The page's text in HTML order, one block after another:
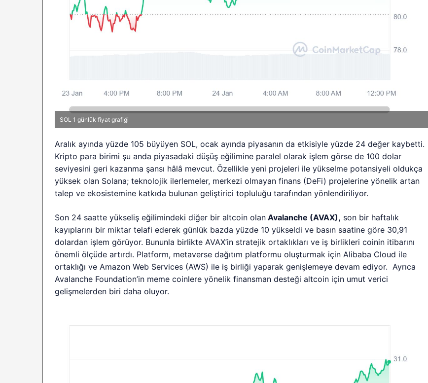
SOL 1 günlük fiyat grafiği
Aralık ayında yüzde 105 büyüyen SOL, ocak ayında piyasanın da etkisiyle yüzde 24 değer kaybetti.
Kripto para birimi şu anda piyasadaki düşüş eğilimine paralel olarak işlem görse de 100 dolar
seviyesini geri kazanma şansı hâlâ mevcut. Özellikle yeni projeleri ile yükselme potansiyeli oldukça
yüksek olan Solana; teknolojik ilerlemeler, merkezi olmayan finans (DeFi) projelerine yönelik artan
talep ve ekosistemine katkıda bulunan geliştirici topluluğu tarafından yönlendiriliyor.
Son 24 saatte yükseliş eğilimindeki diğer bir altcoin olan Avalanche (AVAX), son bir haftalık
kayıplarını bir miktar telafi ederek günlük bazda yüzde 10 yükseldi ve basın saatine göre 30,91
dolardan işlem görüyor. Bununla birlikte AVAX’in stratejik ortaklıkları ve iş birlikleri coinin itibarını
önemli ölçüde artırdı. Platform, metaverse dağıtım platformu oluşturmak için Alibaba Cloud ile
ortaklığı ve Amazon Web Services (AWS) ile iş birliği yaparak genişlemeye devam ediyor. Ayrıca
Avalanche Foundation’in meme coinlere yönelik finansman desteği altcoin için umut verici
gelişmelerden biri daha oluyor.